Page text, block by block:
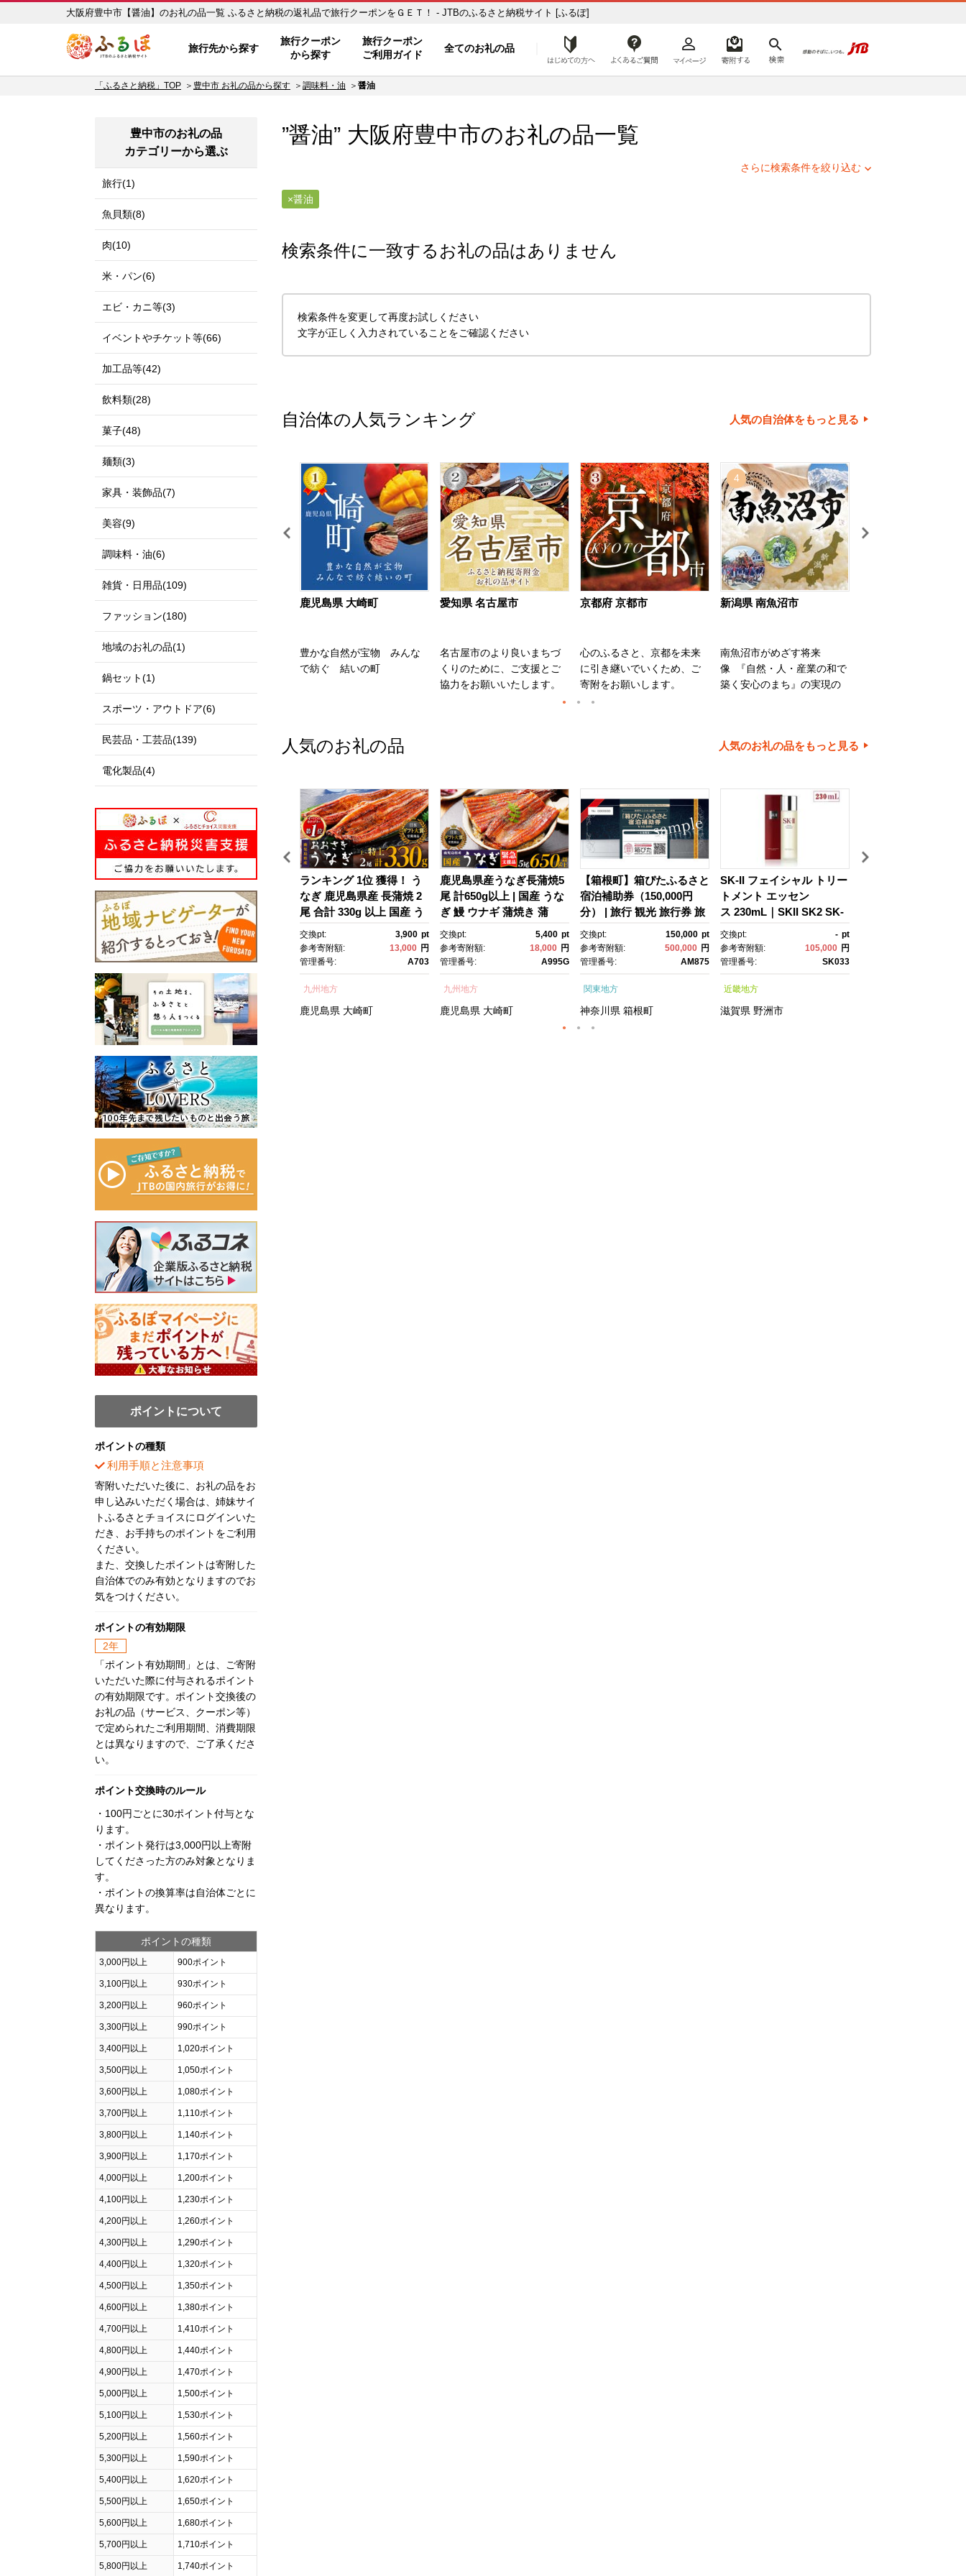
大阪府豊中市【醤油】のお礼の品一覧 ふるさと納税の返礼品で旅行クーポンをＧＥＴ！ - JTBのふるさと納税サイト [ふるぽ]
旅行先から探す
旅行クーポン
から探す
旅行クーポン
ご利用ガイド
全てのお礼の品 はじめての方へ
「ふるさと納税」TOP 豊中市 お礼の品から探す 調味料・油 醤油
”醤油” 大阪府豊中市のお礼の品一覧
さらに検索条件を絞り込む
醤油
検索条件に一致するお礼の品はありません
検索条件を変更して再度お試しください
文字が正しく入力されていることをご確認ください
自治体の人気ランキング 人気の自治体をもっと見る
私たちのまち北栄町は、鳥
口約14,000人の町です。
松の景色が美しい北条砂丘
を望む黒ぼく地帯の丘陵地
があり、豊かな自然に囲ま
し、スイカ、ぶどう、らっ
きょう、長芋などさまざま
な魅力ある農産物が生み出
また、漫画「名探偵コナ
ン」の作者である青山剛昌
氏の出身地であり、駅構内
に「名探偵コナン」の装飾
が施されたコナン駅（JR由
良駅）や青山氏の思い出の
青山剛昌ふるさと館をはじ
め、駅から青山剛昌ふるさ
と館までの約1.4kmを「コナ
ン通り」と名付け、キャラ
クターのブロンズ像やカラ
ーオブジェが点在するなど
「名探偵コナンに会えるま
ち」づくりを進めていま
町を応援していただけるみ
まちづくりを進めていきま
みなさまの応援をよろしく
12
島根県 出雲市
出雲市は、「神話の國出
歴史・文化遺産と、日本
豊かな自然に恵まれた地域
雲」をモットーに、全国に
誇れる都市づくり、愛着と
誇りが持てる故郷づくりを
展開しています。
出雲市では、出雲市の発展
を願う郷土出身の方々や、
出雲市に心を寄せていただ
く全国のみなさまから、広
く寄附を募っています。
いただいたご寄附は「日本
金」に積み立て、次年度以
降に、指定された使途に基
づき、出雲の観光や産業、
福祉、教育、環境など幅広
い分野の事業に活用させて
いただきます。
このふるさと寄附をきっか
けに、全国のみなさまとた
くさんのご縁を結びたいと
願っています。ぜひ、この
支援をよろしくお願いいた
します。
鹿児島県 大崎町
豊かな自然が宝物 みんな
で紡ぐ 結いの町
愛知県 名古屋市
名古屋市のより良いまちづ
くりのために、ご支援とご
協力をお願いいたします。
京都府 京都市
心のふるさと、京都を未来
に引き継いでいくため、ご
寄附をお願いします。
4
新潟県 南魚沼市
南魚沼市がめざす将来
像 『自然・人・産業の和で
築く安心のまち』の実現の
す。
人気のお礼の品 人気のお礼の品をもっと見る
【先行予約】梨 新甘泉
（しんかんせん）
5kg（JA）※2026年8月中
旬～9月上旬頃に順次発送
予定【梨 なし ナシ 新甘
泉 フルーツ 果物 鳥取
県 北栄町 おすすめ 人気】
-
pt
22,000
円
AT003
【シックスセンシズ 京
都】ホテル宿泊ギフト券5
万円分×6枚セット(ホテル
の宿泊、レストラン等で使
用可)［ 京都 東山 源氏物
語の世界観 庭園 隠れ家 ホ
テル 宿泊 ギフト券 割引
券 割引 チケット 宿泊
券 人気 おすすめ ホテ
ル 宿泊 旅行 観光 グル
メ ふるさと納税 ］
交換pt:
参考寄附額:
1,000,000
管理番号:
近畿地方
京都府 京都市
ランキング 1位 獲得！ う
なぎ 鹿児島県産 長蒲焼 2
尾 合計 330g 以上 国産 う
なぎ 鰻 ウナギ 蒲焼き 蒲
焼 かばやき 魚 魚介 魚
貝 海鮮 うな重 ひつまぶ
気 おすすめ 鹿児島県 大崎
町 大隅半島 A703
交換pt: 3,900 pt
参考寄附額:
13,000 円
管理番号:
A703
九州地方
鹿児島県 大崎町
鹿児島県産うなぎ長蒲焼5
尾 計650g以上 | 国産 うな
ぎ 鰻 ウナギ 蒲焼き 蒲
焼 かばやき unagi うなぎ
蒲焼 土用丑の日 土用の丑
の日 丑の日 魚 魚介 魚
り ギフト 人気 おすす
め 鹿児島県 大崎町 大隅半
交換pt: 5,400 pt
参考寄附額:
18,000 円
管理番号:
A995G
九州地方
鹿児島県 大崎町
【箱根町】箱ぴたふるさと
宿泊補助券（150,000円
分） | 旅行 観光 旅行券 旅
行クーポン クーポン 箱根
町ふるさと納税 神奈川県
ふるさと納税 神奈川県 箱
交換pt: 150,000 pt
参考寄附額:
500,000 円
管理番号:
AM875
関東地方
神奈川県 箱根町
SK-II フェイシャル トリー
トメント エッセン
ス 230mL｜SKII SK2 SK-
2 SK エスケーツー エスケ
ーツ エスケｰ ピテラ スキ
ンケア 化粧品 ｺｽﾒ フェイ
センス フェイシャルトリ
ートメント トリートメン
交換pt: - pt
参考寄附額:
105,000 円
管理番号:
SK033
近畿地方
滋賀県 野洲市
豊中市のお礼の品
カテゴリーから選ぶ
旅行(1)
魚貝類(8)
肉(10)
米・パン(6)
エビ・カニ等(3)
イベントやチケット等(66)
加工品等(42)
飲料類(28)
菓子(48)
麺類(3)
家具・装飾品(7)
美容(9)
調味料・油(6)
雑貨・日用品(109)
ファッション(180)
地域のお礼の品(1)
鍋セット(1)
スポーツ・アウトドア(6)
民芸品・工芸品(139)
電化製品(4)
ポイントについて
ポイントの種類
利用手順と注意事項
寄附いただいた後に、お礼の品をお
申し込みいただく場合は、姉妹サイ
トふるさとチョイスにログインいた
だき、お手持ちのポイントをご利用
ください。
また、交換したポイントは寄附した
自治体でのみ有効となりますのでお
気をつけください。
ポイントの有効期限
2年
「ポイント有効期間」とは、ご寄附
いただいた際に付与されるポイント
の有効期限です。ポイント交換後の
お礼の品（サービス、クーポン等）
で定められたご利用期間、消費期限
とは異なりますので、ご了承くださ
い。
ポイント交換時のルール
・100円ごとに30ポイント付与とな
ります。
・ポイント発行は3,000円以上寄附
してくださった方のみ対象となりま
す。
・ポイントの換算率は自治体ごとに
異なります。
ポイントの種類
3,000円以上 900ポイント
3,100円以上 930ポイント
3,200円以上 960ポイント
3,300円以上 990ポイント
3,400円以上 1,020ポイント
3,500円以上 1,050ポイント
3,600円以上 1,080ポイント
3,700円以上 1,110ポイント
3,800円以上 1,140ポイント
3,900円以上 1,170ポイント
4,000円以上 1,200ポイント
4,100円以上 1,230ポイント
4,200円以上 1,260ポイント
4,300円以上 1,290ポイント
4,400円以上 1,320ポイント
4,500円以上 1,350ポイント
4,600円以上 1,380ポイント
4,700円以上 1,410ポイント
4,800円以上 1,440ポイント
4,900円以上 1,470ポイント
5,000円以上 1,500ポイント
5,100円以上 1,530ポイント
5,200円以上 1,560ポイント
5,300円以上 1,590ポイント
5,400円以上 1,620ポイント
5,500円以上 1,650ポイント
5,600円以上 1,680ポイント
5,700円以上 1,710ポイント
5,800円以上 1,740ポイント